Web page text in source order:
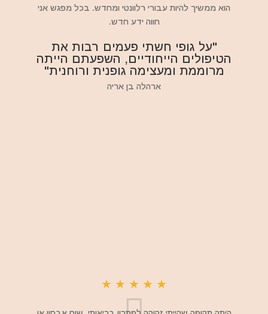
הוא ממשיך להיות עבורי רלוונטי ומחדש. בכל מפגש אני
חווה ידע חדש.
"על גופי חשתי פעמים רבות את
הטיפולים הייחודיים, השפעתם הייתה
מרוממת ומעצימה גופנית ורוחנית"
ארהלה בן אריה
★
★
★
★
★